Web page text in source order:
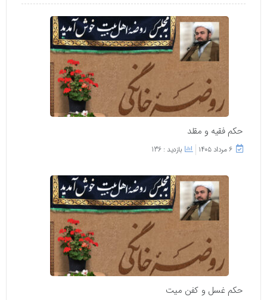
حکم فقیه و مقلد
۶ مرداد ۱۴۰۵ بازدید : 136
حکم غسل و کفن میت